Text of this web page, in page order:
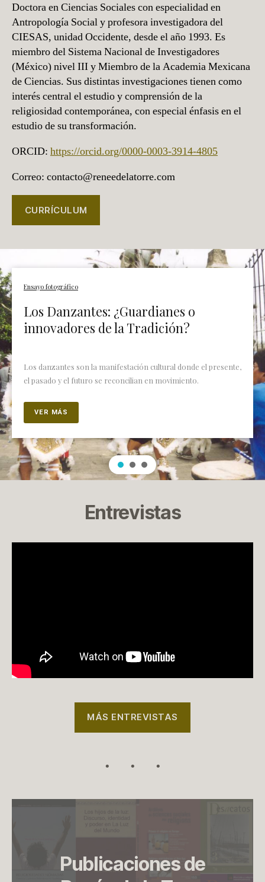
Doctora en Ciencias Sociales con especialidad en
Antropología Social y profesora investigadora del
CIESAS, unidad Occidente, desde el año 1993. Es
miembro del Sistema Nacional de Investigadores
(México) nivel III y Miembro de la Academia Mexicana
de Ciencias. Sus distintas investigaciones tienen como
interés central el estudio y comprensión de la
religiosidad contemporánea, con especial énfasis en el
estudio de su transformación.
ORCID: https://orcid.org/0000-0003-3914-4805
Correo: contacto@reneedelatorre.com
CURRÍCULUM
Ensayo fotográfico
Los Danzantes: ¿Guardianes o
innovadores de la Tradición?
Los danzantes son la manifestación cultural donde el presente,
el pasado y el futuro se reconcilian en movimiento.
VER MÁS
Entrevistas
MÁS ENTREVISTAS
Publicaciones de